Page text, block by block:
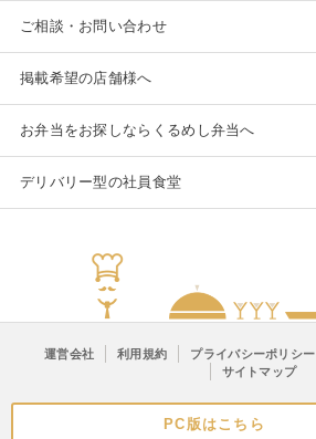
ご相談・お問い合わせ
掲載希望の店舗様へ
お弁当をお探しならくるめし弁当へ
デリバリー型の社員食堂
運営会社 利用規約 プライバシーポリシー
サイトマップ
PC版はこちら